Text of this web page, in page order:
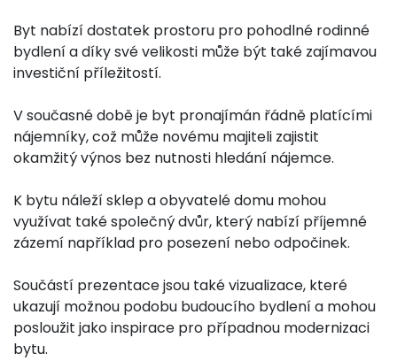
Byt nabízí dostatek prostoru pro pohodlné rodinné
bydlení a díky své velikosti může být také zajímavou
investiční příležitostí.
V současné době je byt pronajímán řádně platícími
nájemníky, což může novému majiteli zajistit
okamžitý výnos bez nutnosti hledání nájemce.
K bytu náleží sklep a obyvatelé domu mohou
využívat také společný dvůr, který nabízí příjemné
zázemí například pro posezení nebo odpočinek.
Součástí prezentace jsou také vizualizace, které
ukazují možnou podobu budoucího bydlení a mohou
posloužit jako inspirace pro případnou modernizaci
bytu.